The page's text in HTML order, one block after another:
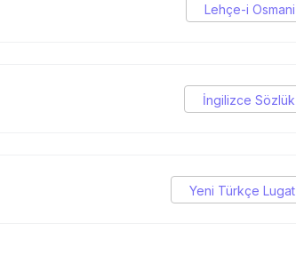
Lehçe-i Osmani
İngilizce Sözlük
Yeni Türkçe Lugat